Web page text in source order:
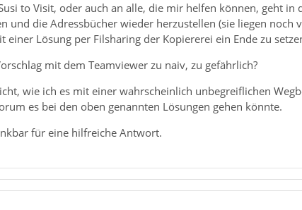
to Visit, oder auch an alle, die mir helfen können, geht
und die Adressbücher wieder herzustellen (sie liegen
einer Lösung per Filsharing der Kopiererei ein Ende zu
mit dem Teamviewer zu naiv, zu gefährlich?
wie ich es mit einer wahrscheinlich unbegreiflichen
es bei den oben genannten Lösungen gehen könnte.
für eine hilfreiche Antwort.